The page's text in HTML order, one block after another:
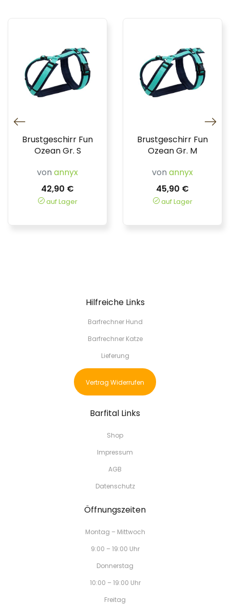
Brustgeschirr Fun
Ozean Gr. S
von annyx
42,90 €
auf Lager
Brustgeschirr Fun
Ozean Gr. M
von annyx
45,90 €
auf Lager
Hilfreiche Links
Barfrechner Hund
Barfrechner Katze
Lieferung
Vertrag Widerrufen
Barfital Links
Shop
Impressum
AGB
Datenschutz
Öffnungszeiten
Montag – Mittwoch
9:00 – 19:00 Uhr
Donnerstag
10:00 – 19:00 Uhr
Freitag